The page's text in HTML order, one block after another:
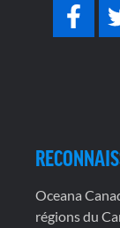
Oceana
régions du